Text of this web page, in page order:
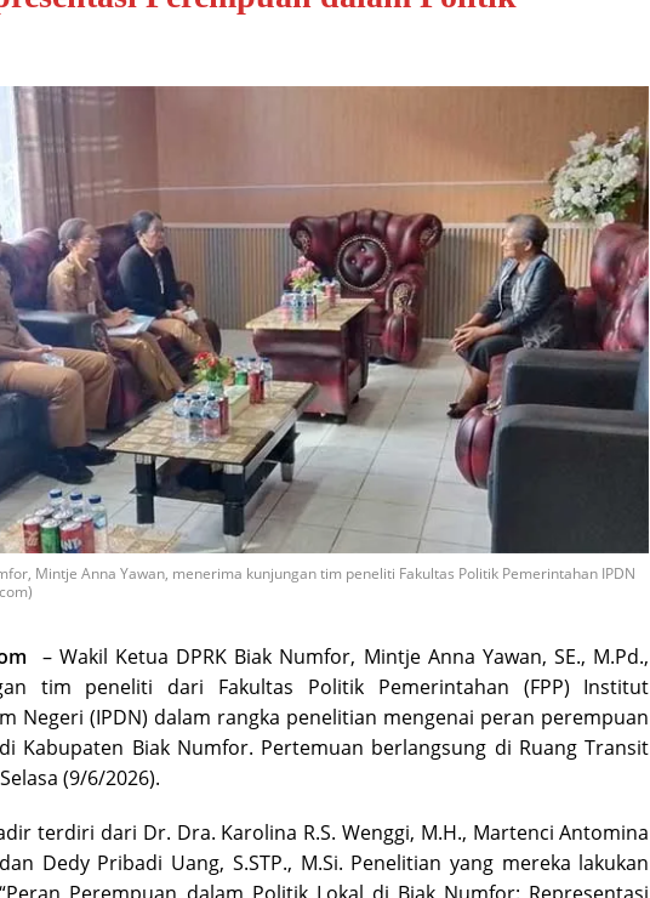
Mintje Anna Yawan, menerima kunjungan tim peneliti Fakultas Politik Pemerintahan IPDN
– Wakil Ketua DPRK Biak Numfor, Mintje Anna Yawan, SE., M.Pd.,
tim peneliti dari Fakultas Politik Pemerintahan (FPP) Institut
Negeri (IPDN) dalam rangka penelitian mengenai peran perempuan
Kabupaten Biak Numfor. Pertemuan berlangsung di Ruang Transit
(9/6/2026).
terdiri dari Dr. Dra. Karolina R.S. Wenggi, M.H., Martenci Antomina
dan Dedy Pribadi Uang, S.STP., M.Si. Penelitian yang mereka lakukan